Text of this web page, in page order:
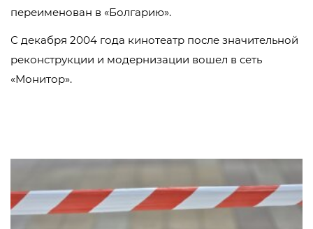
переименован в «Болгарию».
С декабря 2004 года кинотеатр после значительной
реконструкции и модернизации вошел в сеть
«Монитор».